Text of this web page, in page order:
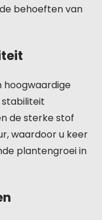
behoeften van
hoogwaardige
stabiliteit
de sterke stof
waardoor u keer
plantengroei in